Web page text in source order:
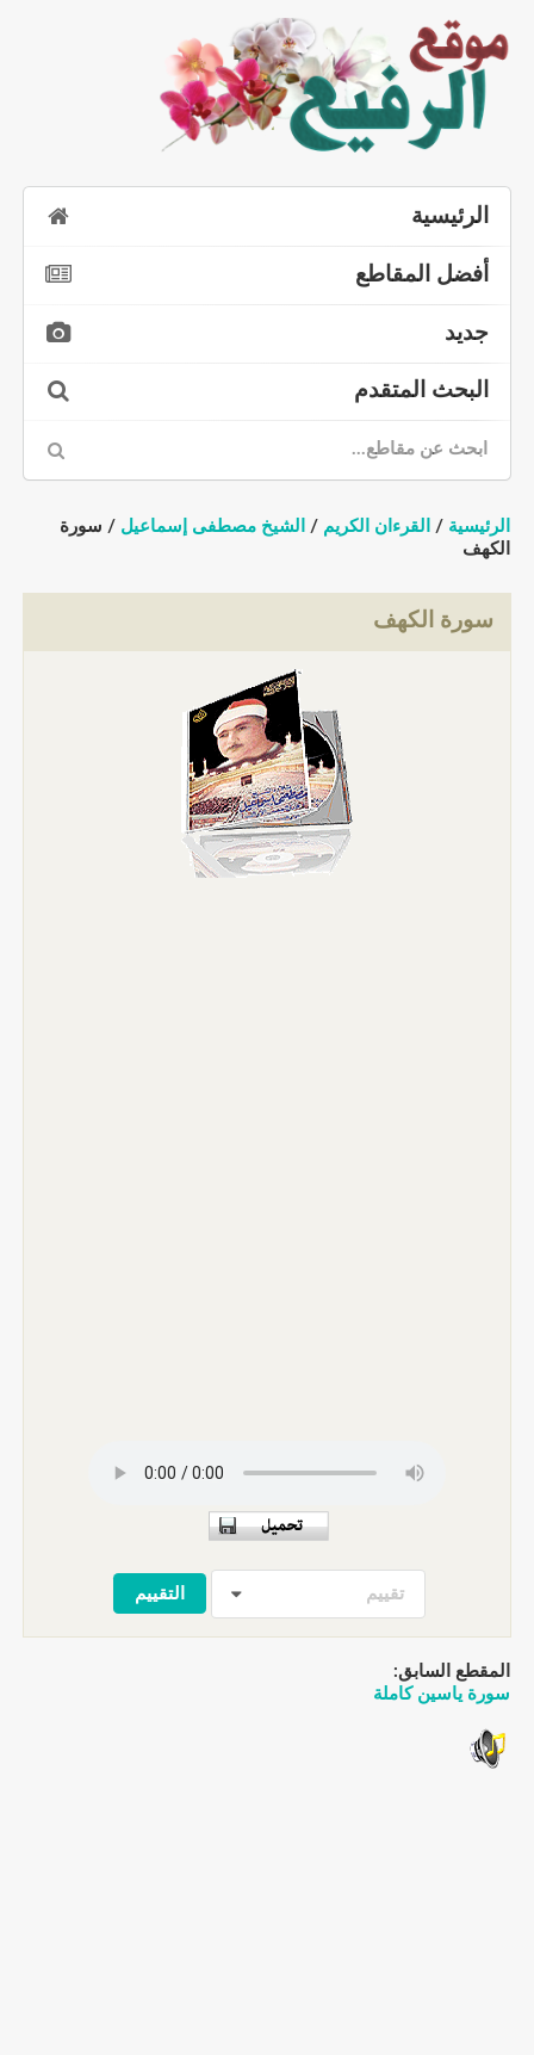
الرئيسية
أفضل المقاطع
جديد
البحث المتقدم
الرئيسية / القرءان الكريم / الشيخ مصطفى إسماعيل / سورة
الكهف
سورة الكهف
تقييم
المقطع السابق:
سورة ياسين كاملة